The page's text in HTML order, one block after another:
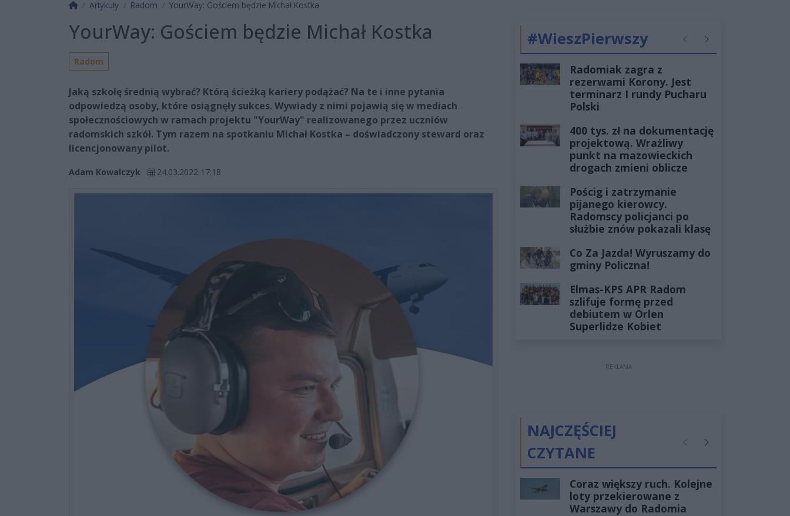
Strona główna
Artykuły Radom YourWay: Gościem będzie Michał Kostka
YourWay: Gościem będzie Michał Kostka
Radom
Jaką szkołę średnią wybrać? Którą ścieżką kariery podążać? Na te i inne pytania
odpowiedzą osoby, które osiągnęły sukces. Wywiady z nimi pojawią się w mediach
społecznościowych w ramach projektu "YourWay" realizowanego przez uczniów
radomskich szkół. Tym razem na spotkaniu Michał Kostka – doświadczony steward oraz
licencjonowany pilot.
Adam Kowalczyk 24.03.2022 17:18
#WieszPierwszy PoprzednieNastępne
Radomiak zagra z
rezerwami Korony. Jest
terminarz I rundy Pucharu
Polski
400 tys. zł na dokumentację
projektową. Wrażliwy
punkt na mazowieckich
drogach zmieni oblicze
Pościg i zatrzymanie
pijanego kierowcy.
Radomscy policjanci po
służbie znów pokazali klasę
Co Za Jazda! Wyruszamy do
gminy Policzna!
Elmas-KPS APR Radom
szlifuje formę przed
debiutem w Orlen
Superlidze Kobiet
REKLAMA
NAJCZĘŚCIEJ
CZYTANE
PoprzednieNastępne
Coraz większy ruch. Kolejne
loty przekierowane z
Warszawy do Radomia